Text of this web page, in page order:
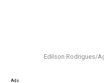
Edilson Rodrigues/
Ads